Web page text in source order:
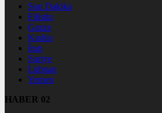
Son Dakika
Filistin
Gazze
Kudüs
İran
Suriye
Lübnan
Yemen
HABER 02